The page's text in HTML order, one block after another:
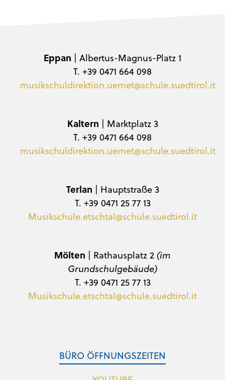
Eppan | Albertus-Magnus-Platz 1
T. +39 0471 664 098
musikschuldirektion.uemet@schule.suedtirol.it
Kaltern | Marktplatz 3
T. +39 0471 664 098
musikschuldirektion.uemet@schule.suedtirol.it
Terlan | Hauptstraße 3
T. +39 0471 25 77 13
Musikschule.etschtal@schule.suedtirol.it
Mölten | Rathausplatz 2 (im
Grundschulgebäude)
T. +39 0471 25 77 13
Musikschule.etschtal@schule.suedtirol.it
BÜRO ÖFFNUNGSZEITEN